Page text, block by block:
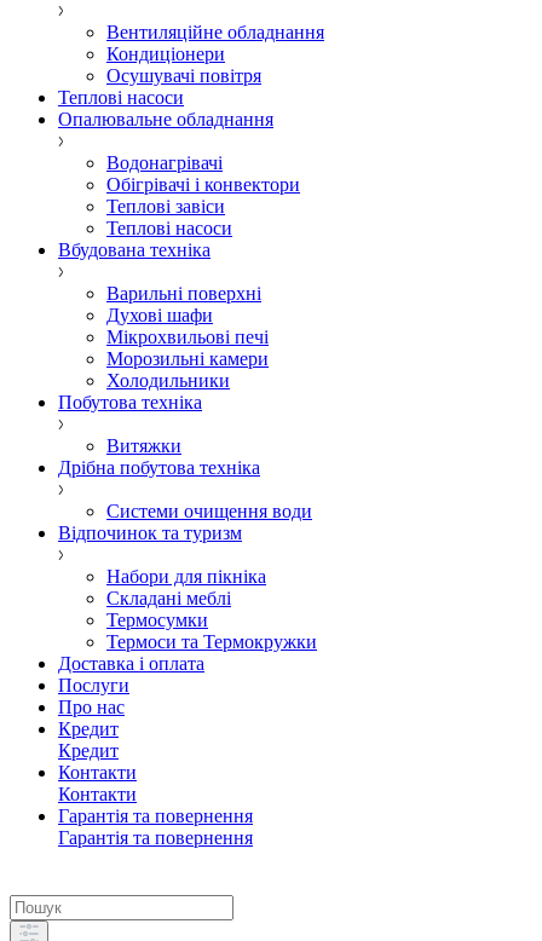
Вентиляційне обладнання
Кондиціонери
Осушувачі повітря
Теплові насоси
Опалювальне обладнання
Водонагрівачі
Обігрівачі і конвектори
Теплові завіси
Теплові насоси
Вбудована техніка
Варильні поверхні
Духові шафи
Мікрохвильові печі
Морозильні камери
Холодильники
Побутова техніка
Витяжки
Дрібна побутова техніка
Системи очищення води
Відпочинок та туризм
Набори для пікніка
Складані меблі
Термосумки
Термоси та Термокружки
Доставка і оплата
Послуги
Про нас
Кредит
Кредит
Контакти
Контакти
Гарантія та повернення
Гарантія та повернення